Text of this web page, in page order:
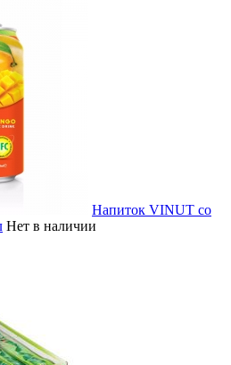
Напиток VINUT со
Нет в наличии